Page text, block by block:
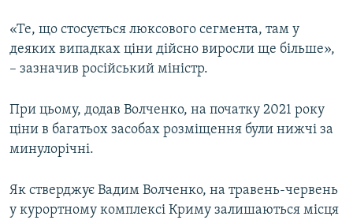
«Те, що стосується люксового сегмента, там у
деяких випадках ціни дійсно виросли ще більше»,
– зазначив російський міністр.
При цьому, додав Волченко, на початку 2021 року
ціни в багатьох засобах розміщення були нижчі за
минулорічні.
Як стверджує Вадим Волченко, на травень-червень
у курортному комплексі Криму залишаються місця